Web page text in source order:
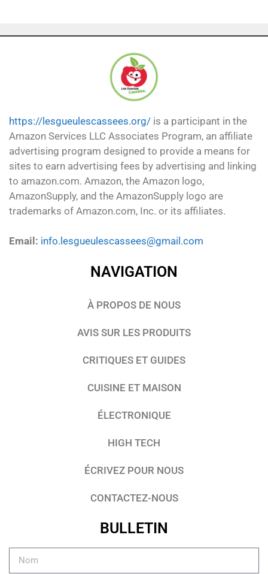
https://lesgueulescassees.org/ is a participant in the
Amazon Services LLC Associates Program, an affiliate
advertising program designed to provide a means for
sites to earn advertising fees by advertising and linking
to amazon.com. Amazon, the Amazon logo,
AmazonSupply, and the AmazonSupply logo are
trademarks of Amazon.com, Inc. or its affiliates.
Email: info.lesgueulescassees@gmail.com
NAVIGATION
À PROPOS DE NOUS
AVIS SUR LES PRODUITS
CRITIQUES ET GUIDES
CUISINE ET MAISON
ÉLECTRONIQUE
HIGH TECH
ÉCRIVEZ POUR NOUS
CONTACTEZ-NOUS
BULLETIN